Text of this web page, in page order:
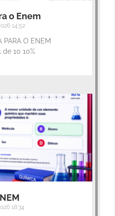
o Enem
14:52
PARA O ENEM
de 10 10%
18:34